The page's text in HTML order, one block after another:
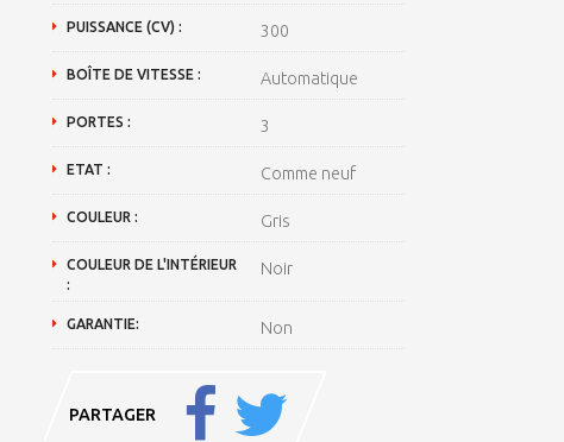
PUISSANCE (CV) : 300
BOÎTE DE VITESSE : Automatique
PORTES : 3
ETAT : Comme neuf
COULEUR : Gris
COULEUR DE L'INTÉRIEUR
:
Noir
GARANTIE: Non
PARTAGER